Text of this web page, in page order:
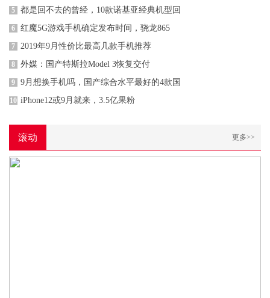
5 都是回不去的曾经，10款诺基亚经典机型回
6 红魔5G游戏手机确定发布时间，骁龙865
7 2019年9月性价比最高几款手机推荐
8 外媒：国产特斯拉Model 3恢复交付
9 9月想换手机吗，国产综合水平最好的4款国
10 iPhone12或9月就来，3.5亿果粉
滚动 更多>>